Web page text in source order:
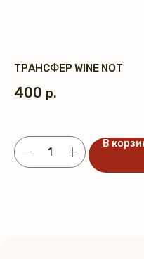
ТРАНСФЕР WINE NOT
400 р.
В